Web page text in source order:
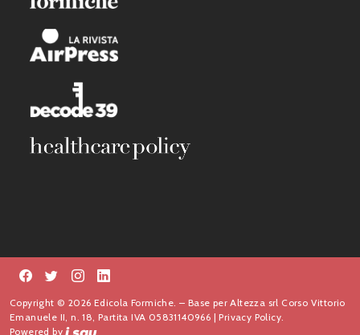
Copyright © 2026 Edicola Formiche. – Base per Altezza srl Corso Vittorio
Emanuele II, n. 18, Partita IVA 05831140966 |Privacy Policy.
Powered by